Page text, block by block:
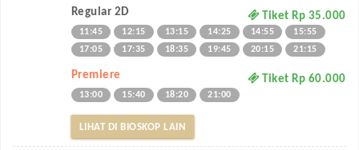
Regular 2D Tiket Rp 35.000
11:45 12:15 13:15 14:25 14:55
15:55
17:05
17:35 18:35 19:45 20:15 21:15
Premiere Tiket Rp 60.000
13:00 15:40 18:20 21:00
LIHAT DI BIOSKOP LAIN